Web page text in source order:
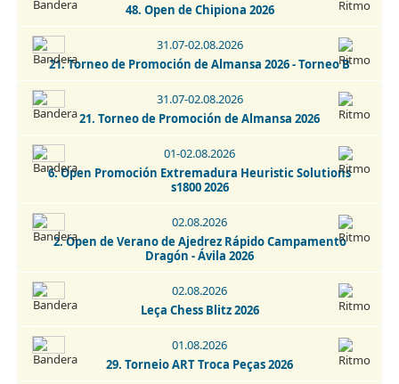
Blitz Nocturno Trebejo Solidario Hotel Vertice Sevilla
Bormujos 2026
22.08.2026
I Memorial José Ángel de Jesús y Encinas - Talavera de la
Reina 2026
22.08.2026
Torneo de Promoción - Talavera de la Reina 2026
22.08.2026
Torneo La Puebla de Almoradiel 2026
22-29.08.2026
Open Internacional de Ajedrez Clásico - San Cristobal de
La Laguna 2026
29.08.2026
13. Torneio Fatacil - Cidade De Lagoa - Memorial Armando
Lopes 2026
29-30.08.2026
48. Open de Chipiona 2026
31.07-02.08.2026
21. Torneo de Promoción de Almansa 2026 - Torneo B
31.07-02.08.2026
21. Torneo de Promoción de Almansa 2026
01-02.08.2026
6. Open Promoción Extremadura Heuristic Solutions
s1800 2026
02.08.2026
2. Open de Verano de Ajedrez Rápido Campamento
Dragón - Ávila 2026
02.08.2026
Leça Chess Blitz 2026
01.08.2026
29. Torneio ART Troca Peças 2026